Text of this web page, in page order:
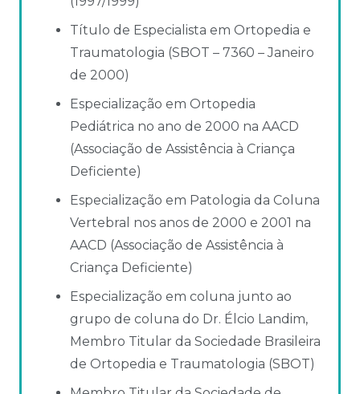
Título de Especialista em Ortopedia e
Traumatologia (SBOT – 7360 – Janeiro
de 2000)
Especialização em Ortopedia
Pediátrica no ano de 2000 na AACD
(Associação de Assistência à Criança
Deficiente)
Especialização em Patologia da Coluna
Vertebral nos anos de 2000 e 2001 na
AACD (Associação de Assistência à
Criança Deficiente)
Especialização em coluna junto ao
grupo de coluna do Dr. Élcio Landim,
Membro Titular da Sociedade Brasileira
de Ortopedia e Traumatologia (SBOT)